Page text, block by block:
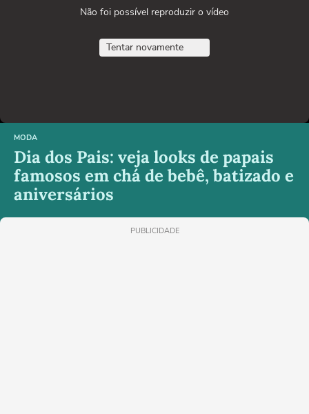
Não foi possível reproduzir o vídeo
Tentar novamente
MODA
Dia dos Pais: veja looks de papais
famosos em chá de bebê, batizado e
aniversários
PUBLICIDADE